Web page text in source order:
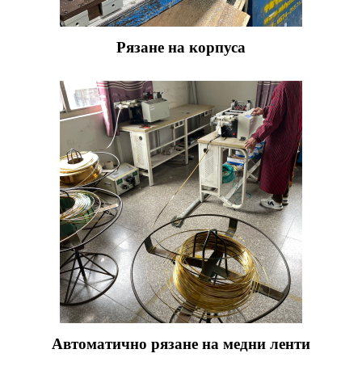
Рязане на корпуса
Автоматично рязане на медни ленти